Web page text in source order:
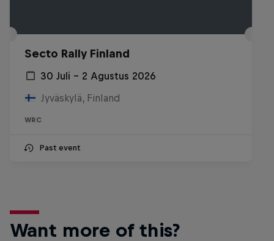
Secto Rally Finland
30 Juli – 2 Agustus 2026
Jyväskylä, Finland
WRC
Past event
Want more of this?